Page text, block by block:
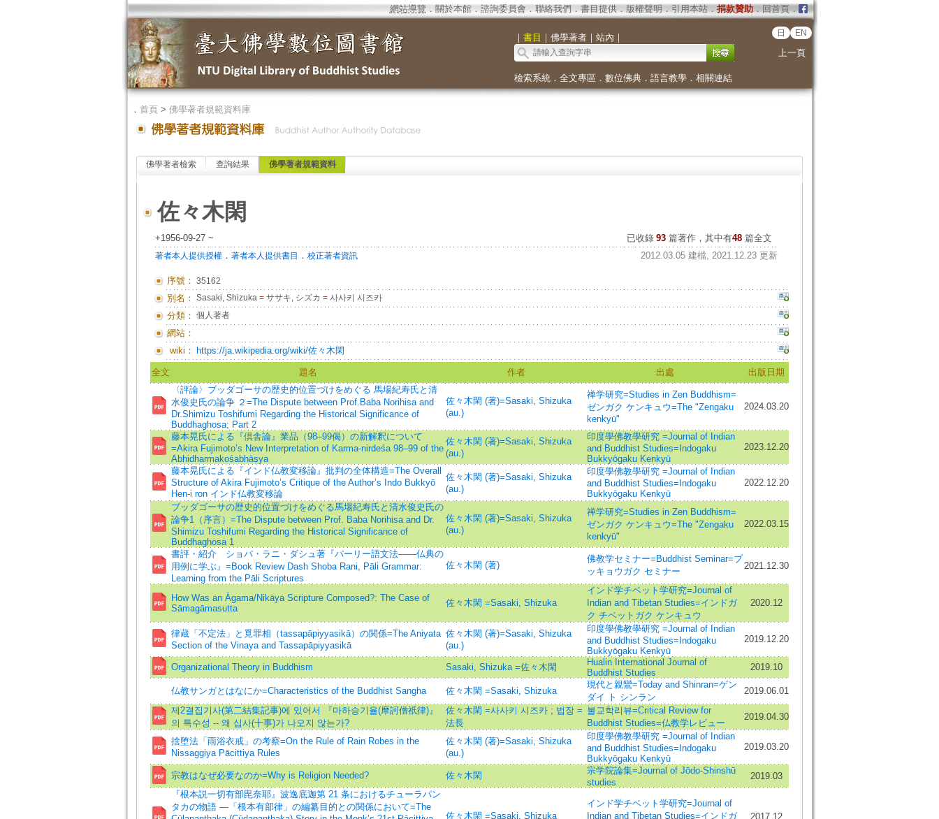
網站導覽 ． 關於本館． 諮詢委員會． 聯絡我們 ． 書目提供． 版權聲明 ． 引用本站． 捐款贊助．回首頁．
｜ 書目 ｜ 佛學著者｜ 站內 ｜ 日 EN
上一頁
檢索系統． 全文專區 ． 數位佛典． 語言教學． 相關連結
． 首頁> 佛學著者規範資料庫
佛學著者檢索 查詢結果 佛學著者規範資料
佐々木閑
+1956-09-27 ~ 已收錄 93 篇著作，其中有48篇全文
著者本人提供授權． 著者本人提供書目 ． 校正著者資訊 2012.03.05 建檔, 2021.12.23 更新
序號： 35162
別名： Sasaki, Shizuka =ササキ, シズカ =사사키 시즈카
分類： 個人著者
網站：
wiki：
https://ja.wikipedia.org/wiki/佐々木閑
全文 題名 作者 出處
出版日期
〈評論〉ブッダゴーサの歴史的位置づけをめぐる 馬場紀寿氏と清
水俊史氏の論争 ２=The Dispute between Prof.Baba Norihisa and
Dr.Shimizu Toshifumi Regarding the Historical Significance of
Buddhaghosa; Part 2
佐々木閑 (著)=Sasaki, Shizuka
(au.)
禅学研究=Studies in Zen Buddhism=
ゼンガク ケンキュウ=The "Zengaku
kenkyū"
2024.03.20
藤本晃氏による『倶舎論』業品（98–99偈）の新解釈について
=Akira Fujimoto’s New Interpretation of Karma-nirdeśa 98–99 of the
Abhidharmakośa­bhāṣya
佐々木閑 (著)=Sasaki, Shizuka
(au.)
印度學佛教學研究 =Journal of Indian
and Buddhist Studies=Indogaku
Bukkyōgaku Kenkyū
2023.12.20
藤本晃氏による『インド仏教変移論』批判の全体構造=The Overall
Structure of Akira Fujimoto’s Critique of the Author’s Indo Bukkyō
Hen-i ron インド仏教変移論
佐々木閑 (著)=Sasaki, Shizuka
(au.)
印度學佛教學研究 =Journal of Indian
and Buddhist Studies=Indogaku
Bukkyōgaku Kenkyū
2022.12.20
ブッダゴーサの歴史的位置づけをめぐる馬場紀寿氏と清水俊史氏の
論争1（序言）=The Dispute between Prof. Baba Norihisa and Dr.
Shimizu Toshifumi Regarding the Historical Significance of
Buddhaghosa 1
佐々木閑 (著)=Sasaki, Shizuka
(au.)
禅学研究=Studies in Zen Buddhism=
ゼンガク ケンキュウ=The "Zengaku
kenkyū"
2022.03.15
書評・紹介 ショバ・ラニ・ダシュ著『パーリー語文法——仏典の
用例に学ぶ』=Book Review Dash Shoba Rani, Pāli Grammar:
Learning from the Pāli Scriptures
佐々木閑 (著)
佛教学セミナー=Buddhist Seminar=ブ
ッキョウガク セミナー
2021.12.30
How Was an Āgama/Nikāya Scripture Composed?: The Case of
Sāmagāmasutta
佐々木閑 =Sasaki, Shizuka
インド学チベット学研究=Journal of
Indian and Tibetan Studies=インドガ
ク チベットガク ケンキュウ
2020.12
律蔵「不定法」と覓罪相（tassapāpiyyasikā）の関係=The Aniyata
Section of the Vinaya and Tassapāpiyyasikā
佐々木閑 (著)=Sasaki, Shizuka
(au.)
印度學佛教學研究 =Journal of Indian
and Buddhist Studies=Indogaku
Bukkyōgaku Kenkyū
2019.12.20
Organizational Theory in Buddhism Sasaki, Shizuka =佐々木閑
Hualin International Journal of
Buddhist Studies
2019.10
仏教サンガとはなにか=Characteristics of the Buddhist Sangha 佐々木閑 =Sasaki, Shizuka
現代と親鸞=Today and Shinran=ゲン
ダイ ト シンラン
2019.06.01
제2결집기사(第二結集記事)에 있어서 『마하승기율(摩訶僧祇律)』
의 특수성 -- 왜 십사(十事)가 나오지 않는가?
佐々木閑 =사사키 시즈카 ; 법장 =
法長
불교학리뷰=Critical Review for
Buddhist Studies=仏教学レビュー
2019.04.30
捨堕法「雨浴衣戒」の考察=On the Rule of Rain Robes in the
Nissaggiya Pācittiya Rules
佐々木閑 (著)=Sasaki, Shizuka
(au.)
印度學佛教學研究 =Journal of Indian
and Buddhist Studies=Indogaku
Bukkyōgaku Kenkyū
2019.03.20
宗教はなぜ必要なのか=Why is Religion Needed? 佐々木閑
宗学院論集=Journal of Jōdo-Shinshū
studies
2019.03
『根本説一切有部毘奈耶』波逸底迦第 21 条におけるチューラパン
タカの物語 —「根本有部律」の編纂目的との関係において=The
佐々木閑 =Sasaki, Shizuka
インド学チベット学研究=Journal of
Indian and Tibetan Studies=インドガ
2017.12